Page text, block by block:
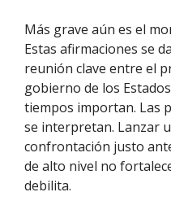
Más grave aún es el
Estas afirmaciones se
reunión clave entre el
gobierno de los
tiempos importan. Las
se interpretan. Lanzar
confrontación justo
de alto nivel no
debilita.